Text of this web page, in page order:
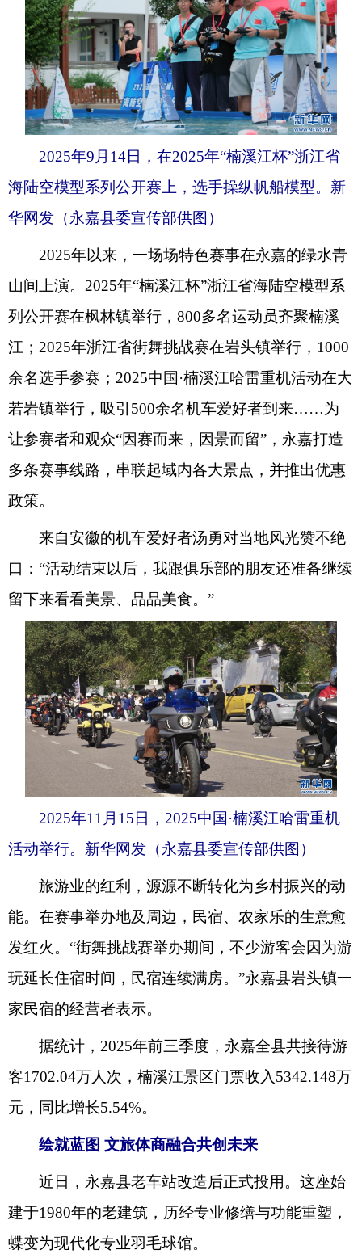
2025年9月14日，在2025年“楠溪江杯”浙江省
海陆空模型系列公开赛上，选手操纵帆船模型。新
华网发（永嘉县委宣传部供图）
2025年以来，一场场特色赛事在永嘉的绿水青
山间上演。2025年“楠溪江杯”浙江省海陆空模型系
列公开赛在枫林镇举行，800多名运动员齐聚楠溪
江；2025年浙江省街舞挑战赛在岩头镇举行，1000
余名选手参赛；2025中国·楠溪江哈雷重机活动在大
若岩镇举行，吸引500余名机车爱好者到来……为
让参赛者和观众“因赛而来，因景而留”，永嘉打造
多条赛事线路，串联起域内各大景点，并推出优惠
政策。
来自安徽的机车爱好者汤勇对当地风光赞不绝
口：“活动结束以后，我跟俱乐部的朋友还准备继续
留下来看看美景、品品美食。”
2025年11月15日，2025中国·楠溪江哈雷重机
活动举行。新华网发（永嘉县委宣传部供图）
旅游业的红利，源源不断转化为乡村振兴的动
能。在赛事举办地及周边，民宿、农家乐的生意愈
发红火。“街舞挑战赛举办期间，不少游客会因为游
玩延长住宿时间，民宿连续满房。”永嘉县岩头镇一
家民宿的经营者表示。
据统计，2025年前三季度，永嘉全县共接待游
客1702.04万人次，楠溪江景区门票收入5342.148万
元，同比增长5.54%。
绘就蓝图 文旅体商融合共创未来
近日，永嘉县老车站改造后正式投用。这座始
建于1980年的老建筑，历经专业修缮与功能重塑，
蝶变为现代化专业羽毛球馆。